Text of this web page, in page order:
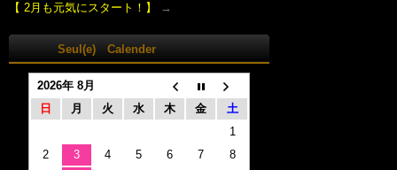
【 2月も元気にスタート！】
→
Seul(e) Calender
2026年 8月
日
月 火 水 木 金
土
1
2
3 4 5 6 7
8